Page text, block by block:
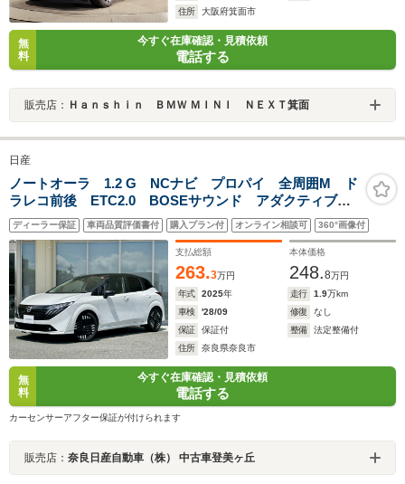
住所
大阪府箕面市
無
料
今すぐ在庫確認・見積依頼
電話する
販売店： Ｈａｎｓｈｉｎ ＢＭＷ ＭＩＮＩ ＮＥＸＴ箕面
日産
ノートオーラ 1.2 G NCナビ プロパイ 全周囲M ド
ラレコ前後 ETC2.0 BOSEサウンド アダクティブ
LEDヘッド フォグライト SOSコール 衝突被害軽
減 踏み間違い防止 障害物センサ ブラインドスポッ
トモニタ パワーシート
ディーラー保証 車両品質評価書付 購入プラン付 オンライン相談可 360°画像付
支払総額
263.3万円
本体価格
248.8万円
年式
2025年 走行 1.9万km
車検
'28/09 修復
なし
保証
保証付 整備
法定整備付
住所
奈良県奈良市
無
料
今すぐ在庫確認・見積依頼
電話する
カーセンサーアフター保証が付けられます
販売店： 奈良日産自動車（株） 中古車登美ヶ丘